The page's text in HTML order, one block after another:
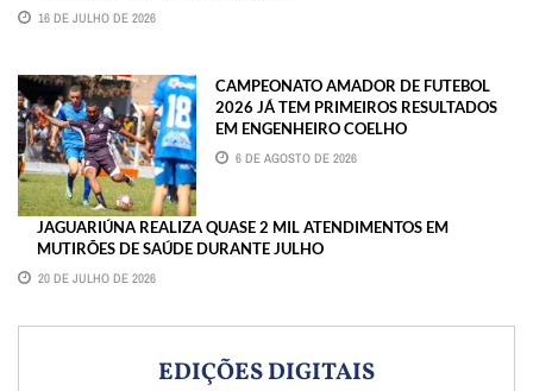
16 DE JULHO DE 2026
CAMPEONATO AMADOR DE FUTEBOL
2026 JÁ TEM PRIMEIROS RESULTADOS
EM ENGENHEIRO COELHO
6 DE AGOSTO DE 2026
JAGUARIÚNA REALIZA QUASE 2 MIL ATENDIMENTOS EM
MUTIRÕES DE SAÚDE DURANTE JULHO
20 DE JULHO DE 2026
EDIÇÕES DIGITAIS